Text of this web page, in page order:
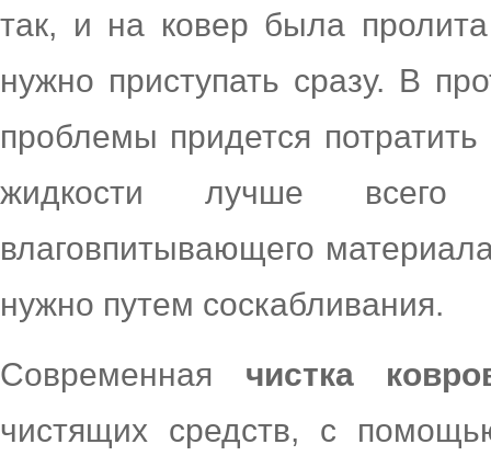
так, и на ковер была
нужно приступать сразу. В
проблемы придется
жидкости лучше всего
влаговпитывающего
нужно путем соскабливания.
Современная чистка
чистящих средств, с